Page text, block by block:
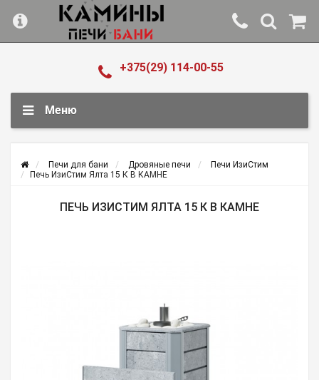
+375(29) 114-00-55
Меню
Печи для бани Дровяные печи
Печи ИзиСтим
Печь ИзиСтим Ялта 15 К В КАМНЕ
ПЕЧЬ ИЗИСТИМ ЯЛТА 15 К В КАМНЕ